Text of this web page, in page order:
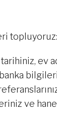
topluyoruz:
tarihiniz, ev
ve hane